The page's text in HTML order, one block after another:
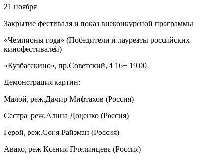
21 ноября
Закрытие фестиваля и показ внеконкурсной программы
«Чемпионы года» (Победители и лауреаты российских
кинофестивалей)
«Кузбасскино», пр.Советский, 4 16+ 19:00
Демонстрация картин:
Малой, реж.Дамир Мифтахов (Россия)
Сестра, реж.Алина Доценко (Россия)
Герой, реж.Соня Райзман (Россия)
Авако, реж Ксения Пчелинцева (Россия)